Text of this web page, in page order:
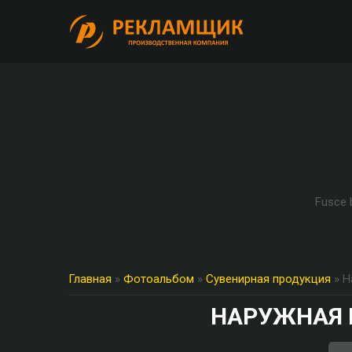
Fusce
Главная » Фотоальбом » Сувенирная продукция »
НАРУЖНАЯ